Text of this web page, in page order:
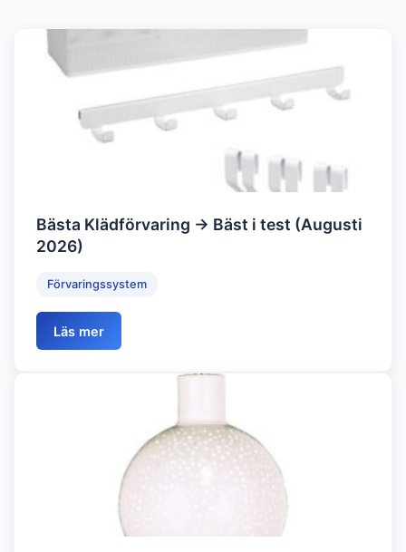
Bästa Klädförvaring → Bäst i test (Augusti
2026)
Förvaringssystem
Läs mer